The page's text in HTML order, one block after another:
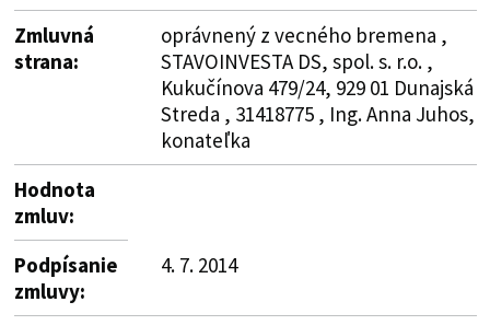
Zmluvná
strana:
oprávnený z vecného bremena ,
STAVOINVESTA DS, spol. s. r.o. ,
Kukučínova 479/24, 929 01 Dunajská
Streda , 31418775 , Ing. Anna Juhos,
konateľka
Hodnota
zmluv:
Podpísanie
zmluvy:
4. 7. 2014